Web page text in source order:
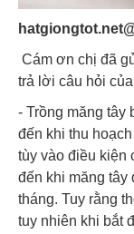
Cám ơn chị đã
trả lời câu hỏi
- Trồng măng tây
đến khi thu
tùy vào điều kiện
đến khi măng tây
tháng. Tuy rằng
tuy nhiên khi bắt